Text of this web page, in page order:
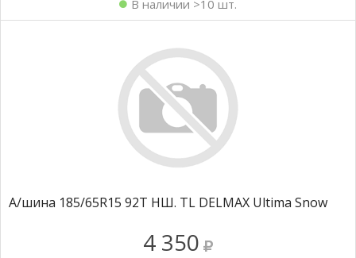
В наличии >10 шт.
А/шина 185/65R15 92T НШ. TL DELMAX Ultima Snow
4 350